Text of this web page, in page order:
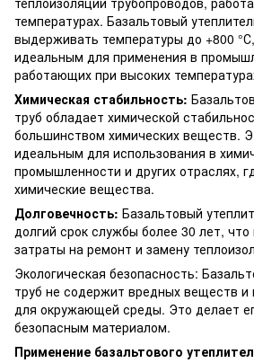
температурах. Базальтовый
выдерживать температуры до +800
идеальным для применения в
работающих при высоких
Химическая стабильность:
труб обладает химической
большинством химических веществ.
идеальным для использования в
промышленности и других отраслях,
химические вещества.
Долговечность: Базальтовый
долгий срок службы более 30 лет, что
затраты на ремонт и замену
Экологическая безопасность:
труб не содержит вредных веществ и
для окружающей среды. Это делает
безопасным материалом.
Применение базальтового